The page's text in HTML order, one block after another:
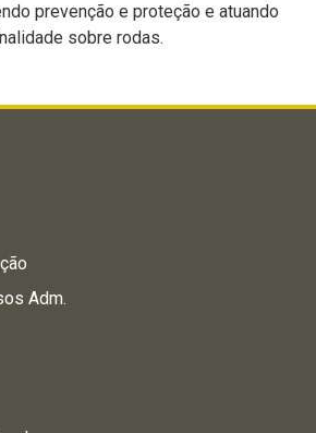
prevenção e proteção e atuando
sobre rodas.
Adm.